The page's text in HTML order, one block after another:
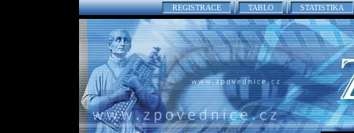
REGISTRACE TABLO STATISTIKA